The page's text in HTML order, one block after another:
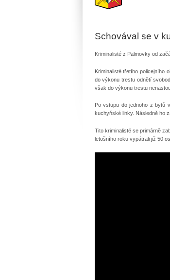
Schovával se v
Kriminalisté z Palmovky od
Kriminalisté třetího policejního
do výkonu trestu odnětí
však do výkonu trestu
Po vstupu do jednoho z bytů
kuchyňské linky. Následně ho
Tito kriminalisté se primárně
letošního roku vypátrali již 50